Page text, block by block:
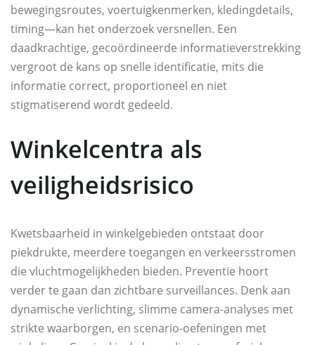
bewegingsroutes, voertuigkenmerken, kledingdetails,
timing—kan het onderzoek versnellen. Een
daadkrachtige, gecoördineerde informatieverstrekking
vergroot de kans op snelle identificatie, mits die
informatie correct, proportioneel en niet
stigmatiserend wordt gedeeld.
Winkelcentra als
veiligheidsrisico
Kwetsbaarheid in winkelgebieden ontstaat door
piekdrukte, meerdere toegangen en verkeersstromen
die vluchtmogelijkheden bieden. Preventie hoort
verder te gaan dan zichtbare surveillances. Denk aan
dynamische verlichting, slimme camera-analyses met
strikte waarborgen, en scenario-oefeningen met